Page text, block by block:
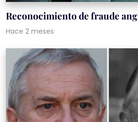
Reconocimiento de fraude
Hace 2 meses